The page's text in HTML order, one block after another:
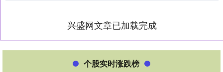
兴盛网文章已加载完成
个股实时涨跌榜